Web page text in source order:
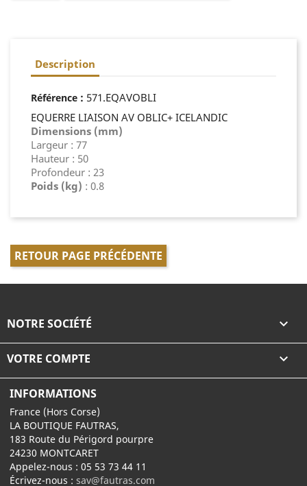
Description
Référence : 571.EQAVOBLI
EQUERRE LIAISON AV OBLIC+ ICELANDIC
Dimensions (mm)
Largeur : 77
Hauteur : 50
Profondeur : 23
Poids (kg) : 0.8
RETOUR PAGE PRÉCÉDENTE
NOTRE SOCIÉTÉ 
VOTRE COMPTE 
INFORMATIONS
France (Hors Corse)
LA BOUTIQUE FAUTRAS,
183 Route du Périgord pourpre
24230 MONTCARET
Appelez-nous :05 53 73 44 11
Écrivez-nous :sav@fautras.com